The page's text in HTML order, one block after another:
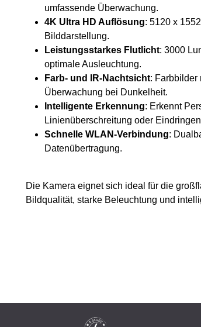
umfassende Überwachung.
4K Ultra HD Auflösung: 5120 x
Bilddarstellung.
Leistungsstarkes Flutlicht: 3000
optimale Ausleuchtung.
Farb- und IR-Nachtsicht: Farbbilder
Überwachung bei Dunkelheit.
Intelligente Erkennung: Erkennt
Linienüberschreitung oder
Schnelle WLAN-Verbindung:
Datenübertragung.
Die Kamera eignet sich ideal für die
Bildqualität, starke Beleuchtung und